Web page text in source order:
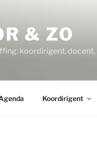
& ZO
koordirigent,
Koordirigent